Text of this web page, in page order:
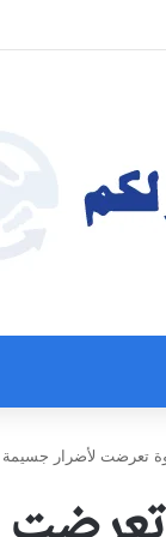
تعرضت لأضرار جسيمة